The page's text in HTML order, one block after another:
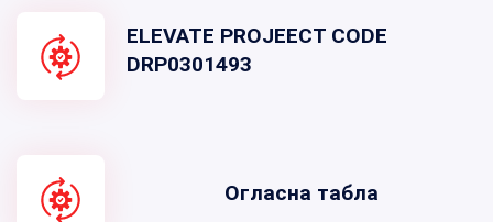
ELEVATE PROJEECT CODE
DRP0301493
Огласна табла